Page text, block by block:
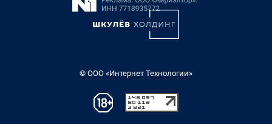
© ООО «Интернет Технологии»